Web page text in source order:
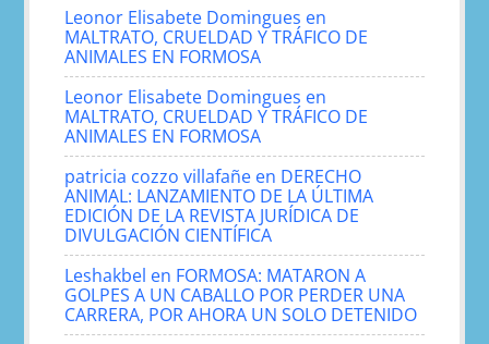
Leonor Elisabete Domingues en
MALTRATO, CRUELDAD Y TRÁFICO DE
ANIMALES EN FORMOSA
Leonor Elisabete Domingues en
MALTRATO, CRUELDAD Y TRÁFICO DE
ANIMALES EN FORMOSA
patricia cozzo villafañe en DERECHO
ANIMAL: LANZAMIENTO DE LA ÚLTIMA
EDICIÓN DE LA REVISTA JURÍDICA DE
DIVULGACIÓN CIENTÍFICA
Leshakbel en FORMOSA: MATARON A
GOLPES A UN CABALLO POR PERDER UNA
CARRERA, POR AHORA UN SOLO DETENIDO